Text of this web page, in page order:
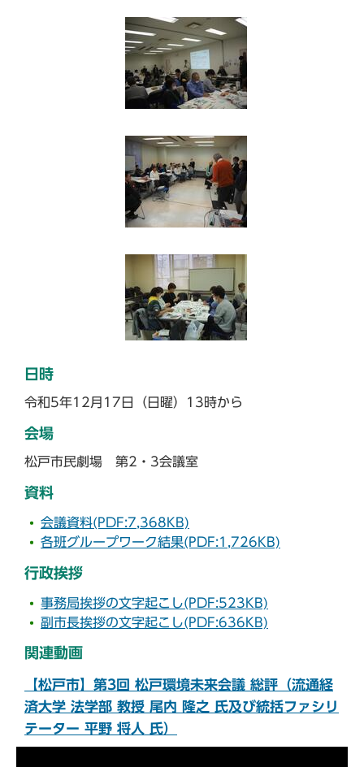
日時
令和5年12月17日（日曜）13時から
会場
松戸市民劇場 第2・3会議室
資料
会議資料(PDF:7,368KB)
各班グループワーク結果(PDF:1,726KB)
行政挨拶
事務局挨拶の文字起こし(PDF:523KB)
副市長挨拶の文字起こし(PDF:636KB)
関連動画
【松戸市】第3回 松戸環境未来会議 総評（流通経
済大学 法学部 教授 尾内 隆之 氏及び統括ファシリ
テーター 平野 将人 氏）